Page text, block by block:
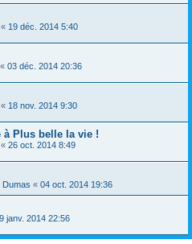
« 19 déc. 2014 5:40
« 03 déc. 2014 20:36
« 18 nov. 2014 9:30
à Plus belle la vie !
« 26 oct. 2014 8:49
Dumas « 04 oct. 2014 19:36
janv. 2014 22:56